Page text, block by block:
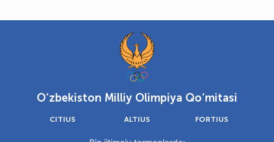
O‘zbekiston Milliy Olimpiya Qo‘mitasi
CITIUS ALTIUS FORTIUS